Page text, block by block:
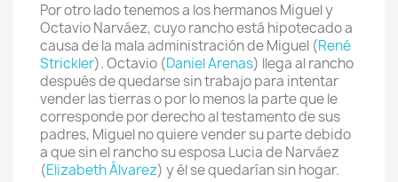
Por otro lado tenemos a los hermanos Miguel y
Octavio Narváez, cuyo rancho está hipotecado a
causa de la mala administración de Miguel (René
Strickler). Octavio (Daniel Arenas) llega al rancho
después de quedarse sin trabajo para intentar
vender las tierras o por lo menos la parte que le
corresponde por derecho al testamento de sus
padres, Miguel no quiere vender su parte debido
a que sin el rancho su esposa Lucia de Narváez
(Elizabeth Álvarez) y él se quedarían sin hogar.